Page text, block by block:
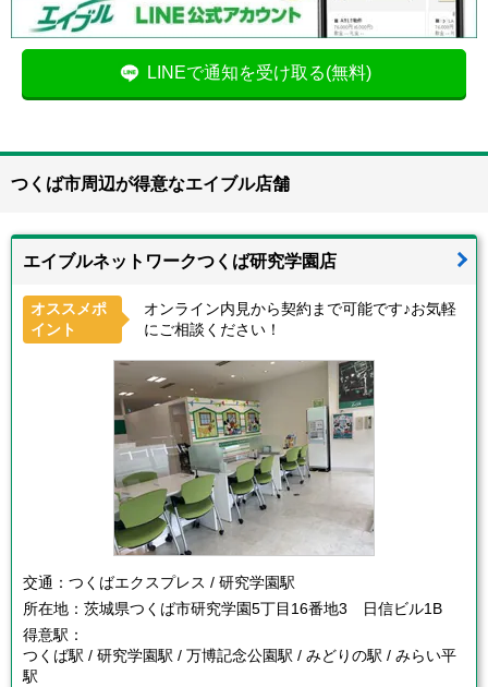
LINEで通知を受け取る(無料)
つくば市周辺が得意なエイブル店舗
エイブルネットワークつくば研究学園店
オススメポ
イント
オンライン内見から契約まで可能です♪お気軽
にご相談ください！
交通： つくばエクスプレス / 研究学園駅
所在地： 茨城県つくば市研究学園5丁目16番地3 日信ビル1B
得意駅：
つくば駅 / 研究学園駅 / 万博記念公園駅 / みどりの駅 / みらい平
駅